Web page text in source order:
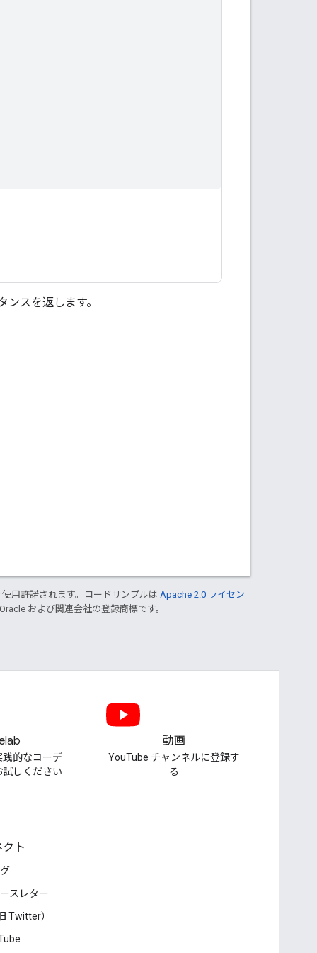
ンスを返します。
使用許諾されます。コードサンプルは Apache 2.0 ライセン
および関連会社の登録商標です。
践的なコーデ
試しください
動画
YouTube チャンネルに登録す
る
クト
スレター
Twitter）